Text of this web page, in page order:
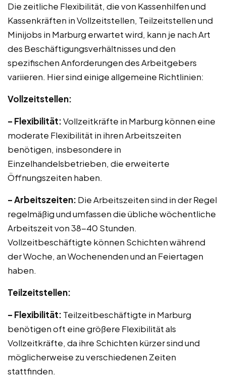
Die zeitliche Flexibilität, die von Kassenhilfen und
Kassenkräften in Vollzeitstellen, Teilzeitstellen und
Minijobs in Marburg erwartet wird, kann je nach Art
des Beschäftigungsverhältnisses und den
spezifischen Anforderungen des Arbeitgebers
variieren. Hier sind einige allgemeine Richtlinien:
Vollzeitstellen:
– Flexibilität:Vollzeitkräfte in Marburg können eine
moderate Flexibilität in ihren Arbeitszeiten
benötigen, insbesondere in
Einzelhandelsbetrieben, die erweiterte
Öffnungszeiten haben.
– Arbeitszeiten: Die Arbeitszeiten sind in der Regel
regelmäßig und umfassen die übliche wöchentliche
Arbeitszeit von 38-40 Stunden.
Vollzeitbeschäftigte können Schichten während
der Woche, an Wochenenden und an Feiertagen
haben.
Teilzeitstellen:
– Flexibilität: Teilzeitbeschäftigte in Marburg
benötigen oft eine größere Flexibilität als
Vollzeitkräfte, da ihre Schichten kürzer sind und
möglicherweise zu verschiedenen Zeiten
stattfinden.